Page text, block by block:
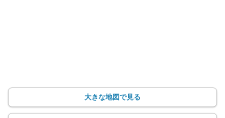
大きな地図で見る